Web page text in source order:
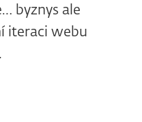
byznys ale
iteraci webu